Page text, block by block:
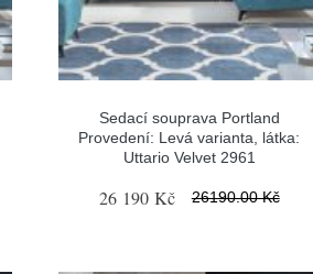
Sedací souprava Portland
Provedení: Levá varianta, látka:
Uttario Velvet 2961
26 190 Kč 26190.00 Kč